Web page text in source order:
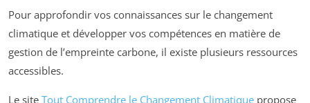
Pour approfondir vos connaissances sur le changement
climatique et développer vos compétences en matière de
gestion de l’empreinte carbone, il existe plusieurs ressources
accessibles.
Le site Tout Comprendre le Changement Climatique propose